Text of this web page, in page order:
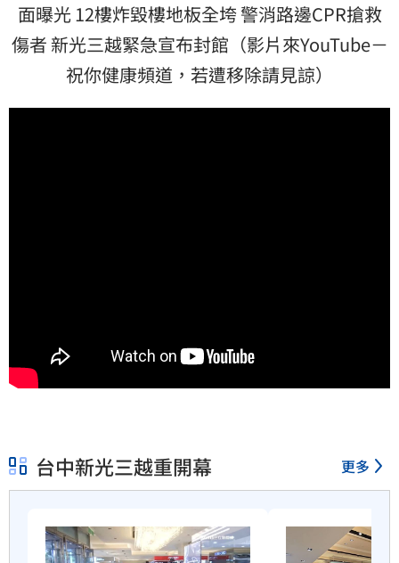
面曝光 12樓炸毀樓地板全垮 警消路邊CPR搶救
傷者 新光三越緊急宣布封館（影片來YouTube－
祝你健康頻道，若遭移除請見諒）
台中新光三越重開幕 更多